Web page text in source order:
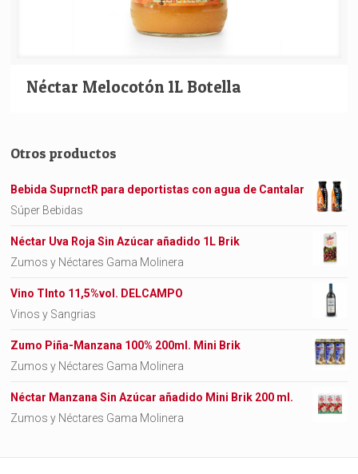
Néctar Melocotón 1L Botella
Otros productos
Bebida SuprnctR para deportistas con agua de Cantalar
Súper Bebidas
Néctar Uva Roja Sin Azúcar añadido 1L Brik
Zumos y Néctares Gama Molinera
Vino TInto 11,5%vol. DELCAMPO
Vinos y Sangrias
Zumo Piña-Manzana 100% 200ml. Mini Brik
Zumos y Néctares Gama Molinera
Néctar Manzana Sin Azúcar añadido Mini Brik 200 ml.
Zumos y Néctares Gama Molinera